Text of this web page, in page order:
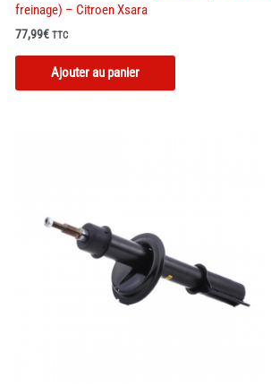
freinage) – Citroen Xsara
77,99€ TTC
Ajouter au panier